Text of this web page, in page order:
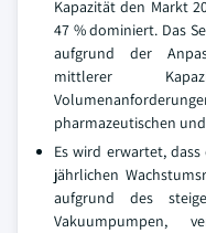
Kapazität den Markt
47 % dominiert. Das
aufgrund der
mittlerer
pharmazeutischen
Es wird erwartet,
jährlichen
aufgrund des
Vakuumpumpen,